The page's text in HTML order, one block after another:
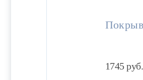
1745руб.